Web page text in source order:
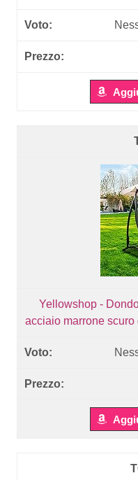
Yellowshop -
acciaio marrone scuro